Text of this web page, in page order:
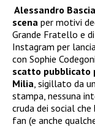
Alessandro
scena per motivi
Grande Fratello e
Instagram per
con Sophie
scatto pubblicato
Milia , sigillato da
stampa, nessuna
cruda dei social
fan (e anche